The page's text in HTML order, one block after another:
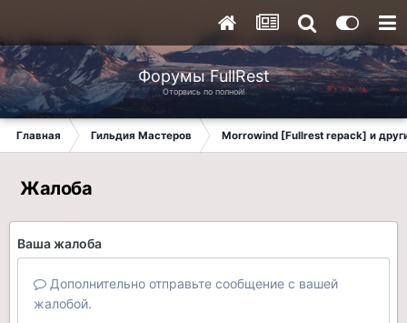
Форумы FullRest
Оторвись по полной!
Главная Гильдия Мастеров Morrowind [Fullrest repack] и
Жалоба
Ваша жалоба
Дополнительно отправьте сообщение с вашей
жалобой.